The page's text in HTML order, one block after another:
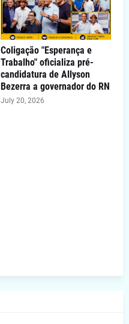
Coligação "Esperança e
Trabalho" oficializa pré-
candidatura de Allyson
Bezerra a governador do RN
July 20, 2026